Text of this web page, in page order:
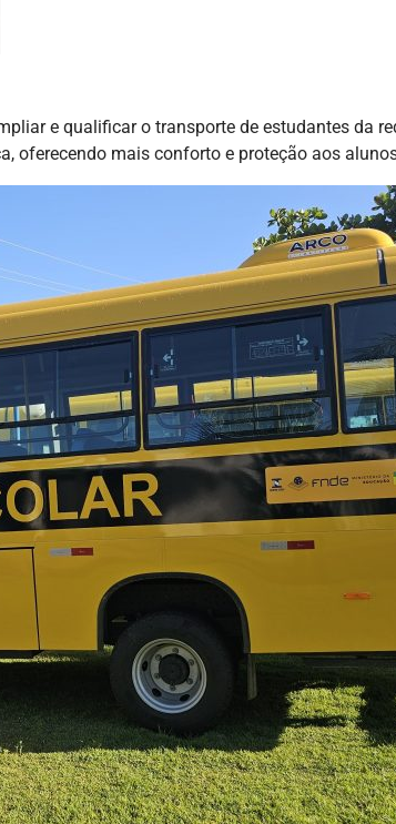
e qualificar o transporte de estudantes da
oferecendo mais conforto e proteção aos